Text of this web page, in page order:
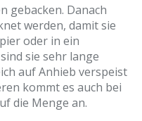
gebacken. Danach
werden, damit sie
oder in ein
sie sehr lange
auf Anhieb verspeist
kommt es auch bei
die Menge an.